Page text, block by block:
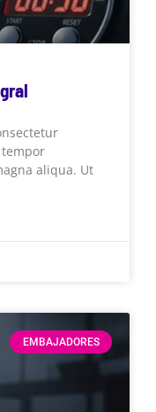
aliqua. Ut
EMBAJADORES